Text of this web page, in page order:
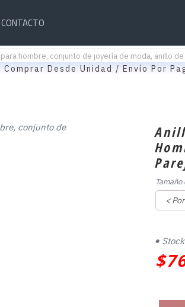
CONTACTO
hombre, conjunto de joyería de moda, anillo
Comprar Desde Unidad / Envío Por